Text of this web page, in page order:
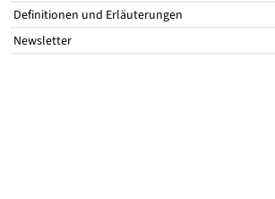
Definitionen und Erläuterungen
Newsletter